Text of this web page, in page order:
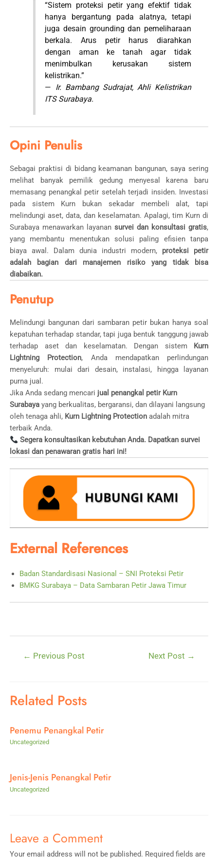
“Sistem proteksi petir yang efektif tidak
hanya bergantung pada alatnya, tetapi
juga desain grounding dan pemeliharaan
berkala. Arus petir harus diarahkan
dengan aman ke tanah agar tidak
menimbulkan kerusakan sistem
kelistrikan.”
— Ir. Bambang Sudrajat, Ahli Kelistrikan
ITS Surabaya.
Opini Penulis
Sebagai praktisi di bidang keamanan bangunan, saya sering
melihat banyak pemilik gedung menyesal karena baru
memasang penangkal petir setelah terjadi insiden. Investasi
pada sistem Kurn bukan sekadar membeli alat, tapi
melindungi aset, data, dan keselamatan. Apalagi, tim Kurn di
Surabaya menawarkan layanan survei dan konsultasi gratis,
yang membantu menentukan solusi paling efisien tanpa
biaya awal. Dalam dunia industri modern, proteksi petir
adalah bagian dari manajemen risiko yang tidak bisa
diabaikan.
Penutup
Melindungi bangunan dari sambaran petir bukan hanya soal
kepatuhan terhadap standar, tapi juga bentuk tanggung jawab
terhadap aset dan keselamatan. Dengan sistem
Kurn
Lightning Protection, Anda mendapatkan perlindungan
menyeluruh: mulai dari desain, instalasi, hingga layanan
purna jual.
Jika Anda sedang mencari jual penangkal petir Kurn
Surabaya yang berkualitas, bergaransi, dan dilayani langsung
oleh tenaga ahli, Kurn Lightning Protection adalah mitra
terbaik Anda.
Segera konsultasikan kebutuhan Anda. Dapatkan survei
lokasi dan penawaran gratis hari ini!
External References
Badan Standardisasi Nasional – SNI Proteksi Petir
BMKG Surabaya – Data Sambaran Petir Jawa Timur
← Previous Post Next Post →
Related Posts
Penemu Penangkal Petir
Uncategorized
Jenis-Jenis Penangkal Petir
Uncategorized
Leave a Comment
Your email address will not be published. Required fields are